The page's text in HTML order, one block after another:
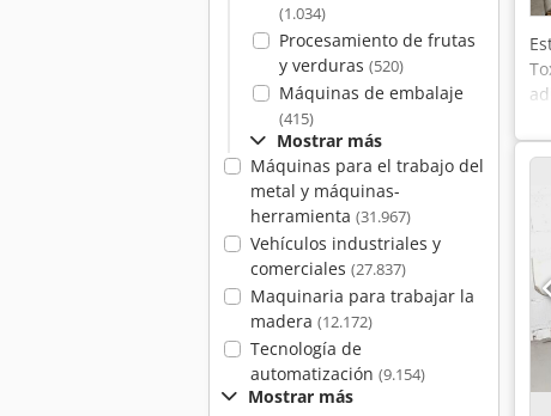
(1.034)
Procesamiento de frutas
y verduras (520)
Máquinas de embalaje
(415)
Mostrar más
Máquinas para el trabajo del
metal y máquinas-
herramienta (31.967)
Vehículos industriales y
comerciales (27.837)
Maquinaria para trabajar la
madera (12.172)
Tecnología de
automatización (9.154)
Mostrar más